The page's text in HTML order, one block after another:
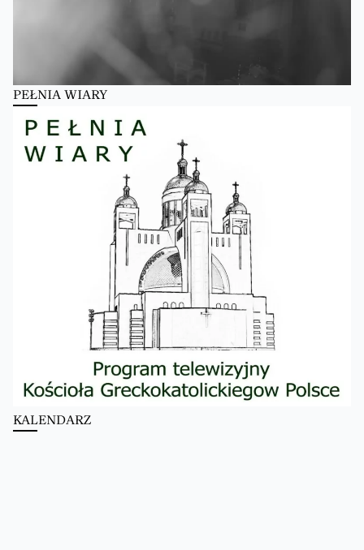
PEŁNIA WIARY
KALENDARZ